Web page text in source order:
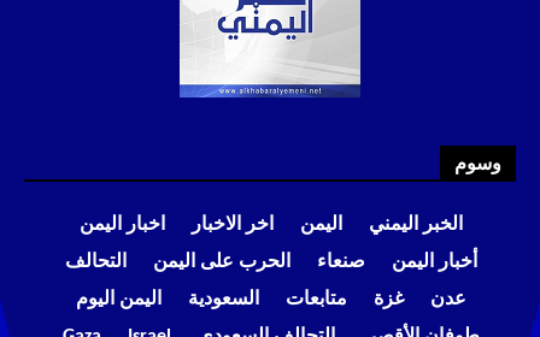
وسوم
الخبر اليمني اليمن اخر الاخبار
اخبار اليمن
أخبار اليمن
صنعاء الحرب على اليمن
التحالف
عدن
غزة متابعات السعودية
اليمن اليوم